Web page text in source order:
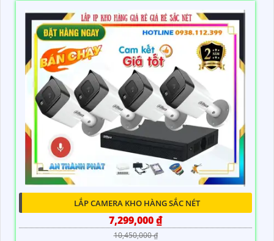
LẮP CAMERA KHO HÀNG SẮC NÉT
7,299,000 ₫
10,450,000 ₫